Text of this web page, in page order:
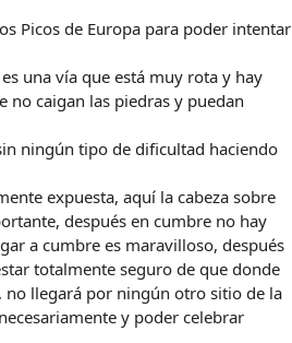
Picos de Europa para poder intentar
una vía que está muy rota y hay
caigan las piedras y puedan
ningún tipo de dificultad haciendo
expuesta, aquí la cabeza sobre
después en cumbre no hay
a cumbre es maravilloso, después
totalmente seguro de que donde
no llegará por ningún otro sitio de la
y poder celebrar